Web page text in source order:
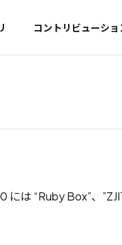
コントリビューショ
は “Ruby Box”、